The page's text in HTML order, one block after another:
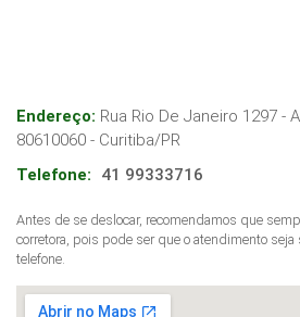
Endereço: Rua Rio De Janeiro 1297 -
80610060 - Curitiba/PR
Telefone:
41 99333716
Antes de se deslocar, recomendamos que
corretora, pois pode ser que o atendimento
telefone.